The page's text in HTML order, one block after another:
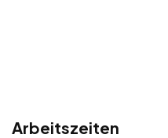
Arbeitszeiten